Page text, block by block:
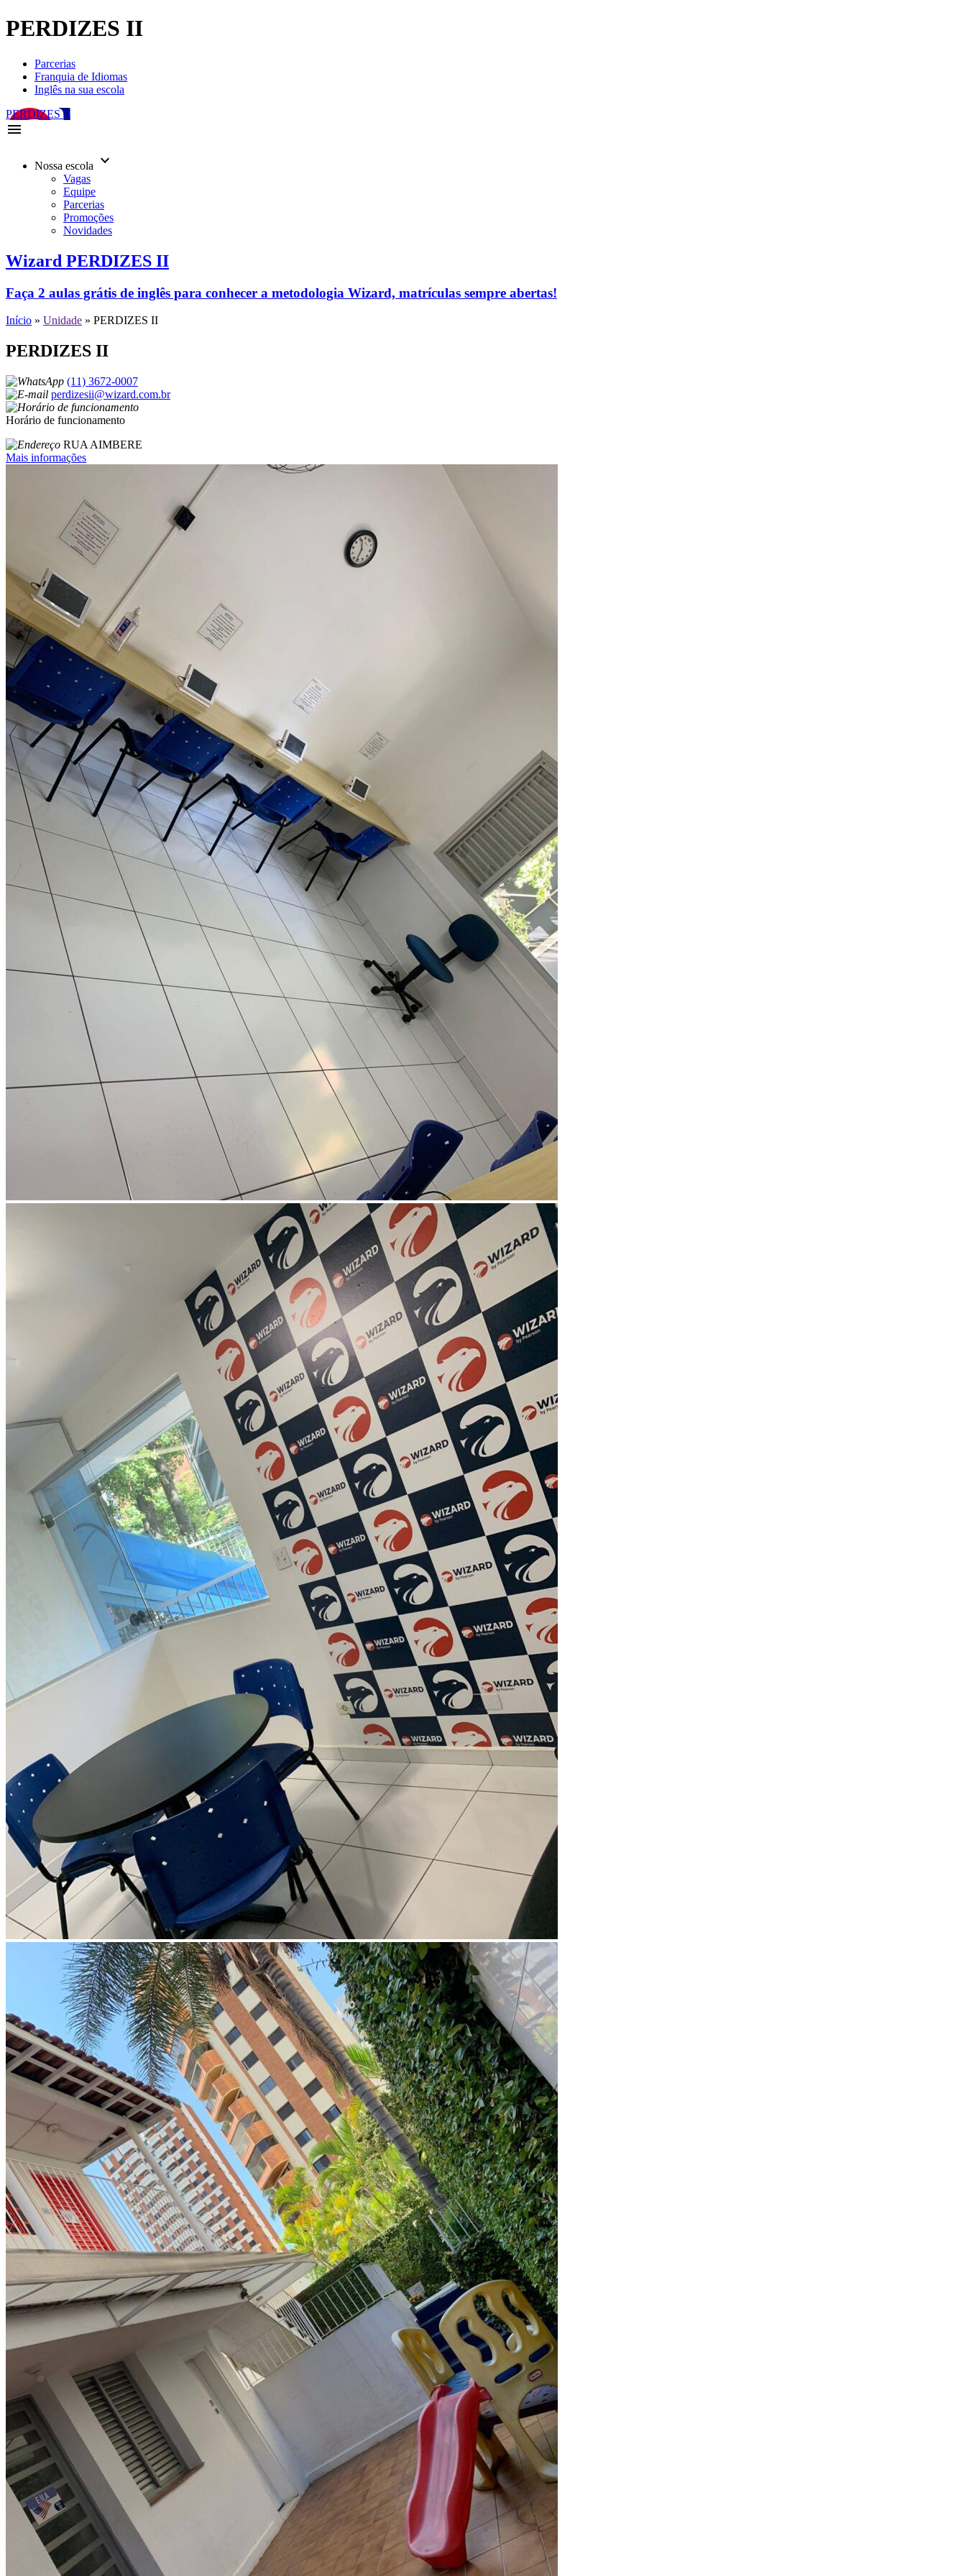
PERDIZES II
Parcerias
Franquia de Idiomas
Inglês na sua escola
PERDIZES II
menu
Nossa escola keyboard_arrow_down
Vagas
Equipe
Parcerias
Promoções
Novidades
Wizard PERDIZES II
Faça 2 aulas grátis de inglês para conhecer a metodologia Wizard, matrículas sempre abertas!
Início » Unidade » PERDIZES II
PERDIZES II
(11) 3672-0007
perdizesii@wizard.com.br
Horário de funcionamento
RUA AIMBERE
Mais informações